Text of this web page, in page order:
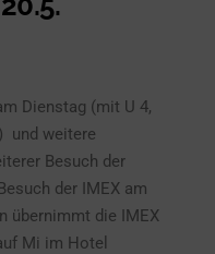
Dienstag (mit U 4,
und weitere
Besuch der
der IMEX am
übernimmt die IMEX
Mi im Hotel